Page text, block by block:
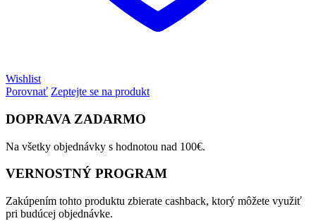
Wishlist
Porovnať Zeptejte se na produkt
DOPRAVA ZADARMO
Na všetky objednávky s hodnotou nad 100€.
VERNOSTNÝ PROGRAM
Zakúpením tohto produktu zbierate cashback, ktorý môžete využiť
pri budúcej objednávke.